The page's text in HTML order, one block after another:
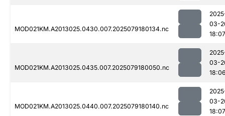
MOD021KM.A2013025.0430.007.2025079180134.nc
03-
18:07
MOD021KM.A2013025.0435.007.2025079180050.nc
03-
MOD021KM.A2013025.0440.007.2025079180140.nc
03-
18:07